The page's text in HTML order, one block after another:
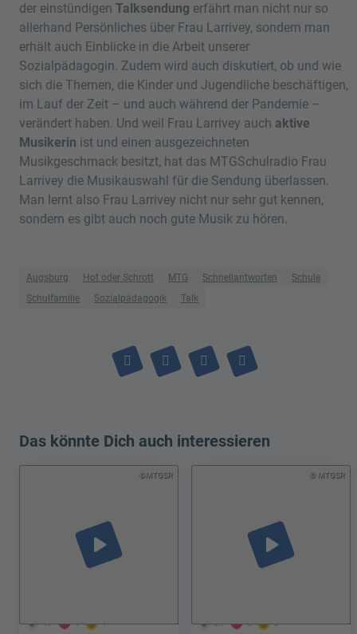
der einstündigen Talksendung erfährt man nicht nur so
allerhand Persönliches über Frau Larrivey, sondern man
erhält auch Einblicke in die Arbeit unserer
Sozialpädagogin. Zudem wird auch diskutiert, ob und wie
sich die Themen, die Kinder und Jugendliche beschäftigen,
im Lauf der Zeit – und auch während der Pandemie –
verändert haben. Und weil Frau Larrivey auch aktive
Musikerin ist und einen ausgezeichneten
Musikgeschmack besitzt, hat das MTGSchulradio Frau
Larrivey die Musikauswahl für die Sendung überlassen.
Man lernt also Frau Larrivey nicht nur sehr gut kennen,
sondern es gibt auch noch gute Musik zu hören.
Augsburg Hot oder Schrott MTG Schnellantworten
Schule
Schulfamilie
Sozialpädagogik Talk
Das könnte Dich auch interessieren
©MTGSR
41 1 1
play_arrow
© MTGSR
21 3 0
play_arrow